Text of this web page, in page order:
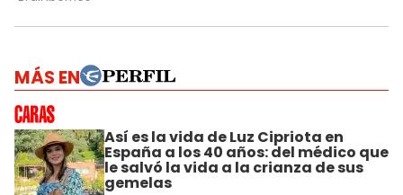
MÁS EN
Así es la vida de Luz Cipriota en
España a los 40 años: del médico que
le salvó la vida a la crianza de sus
gemelas